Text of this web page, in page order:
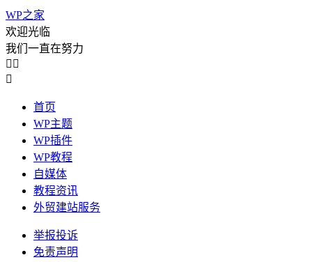
WP之家
欢迎光临
我们一直在努力
 

首页
WP主题
WP插件
WP教程
自媒体
教程资讯
外贸建站服务
举报投诉
免责声明